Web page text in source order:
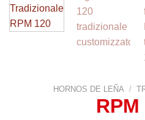
HORNOS DE LEÑA /
RPM